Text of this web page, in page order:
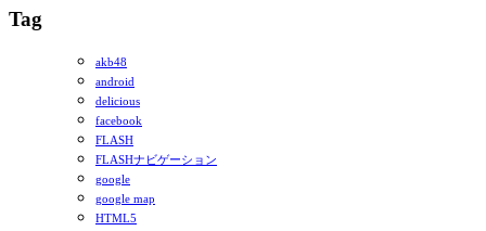
Tag
akb48
android
delicious
facebook
FLASH
FLASHナビゲーション
google
google map
HTML5